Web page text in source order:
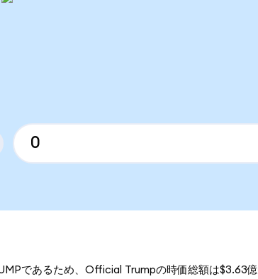
であるため、Official Trumpの時価総額は$3.63億